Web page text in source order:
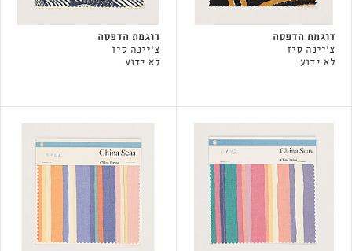
דוגמת הדפסה
צ'יינה סיז
לא ידוע
דוגמת הדפסה
צ'יינה סיז
לא ידוע